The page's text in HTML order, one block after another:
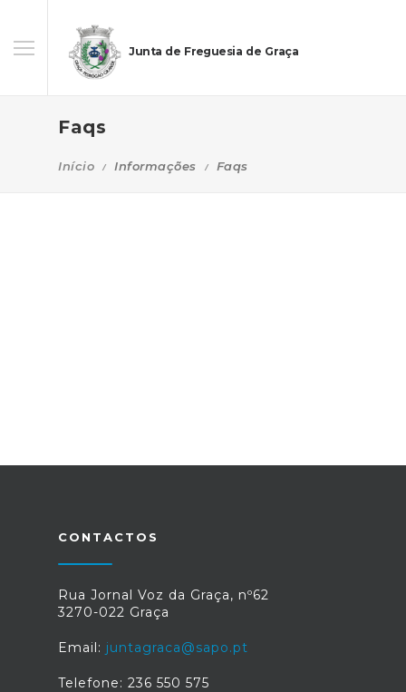
Junta de Freguesia de Graça
Faqs
Início Informações Faqs
CONTACTOS
Rua Jornal Voz da Graça, nº62
3270-022 Graça
Email: juntagraca@sapo.pt
Telefone: 236 550 575